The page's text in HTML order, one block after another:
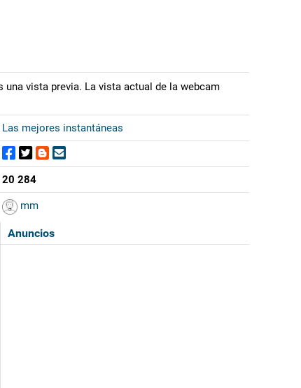
vista previa. La vista actual de la webcam
Las mejores instantáneas
20 284
mm
Anuncios